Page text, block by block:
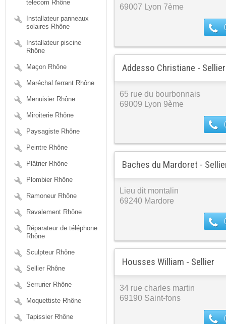
télécom Rhône
Installateur panneaux
solaires Rhône
Installateur piscine
Rhône
Maçon Rhône
Maréchal ferrant Rhône
Menuisier Rhône
Miroiterie Rhône
Paysagiste Rhône
Peintre Rhône
Plâtrier Rhône
Plombier Rhône
Ramoneur Rhône
Ravalement Rhône
Réparateur de téléphone
Rhône
Sculpteur Rhône
Sellier Rhône
Serrurier Rhône
Moquettiste Rhône
Tapissier Rhône
69007 Lyon 7ème
Addesso Christiane - Sellier
65 rue du bourbonnais
69009 Lyon 9ème
Baches du Mardoret -
Lieu dit montalin
69240 Mardore
Housses William - Sellier
34 rue charles martin
69190 Saint-fons